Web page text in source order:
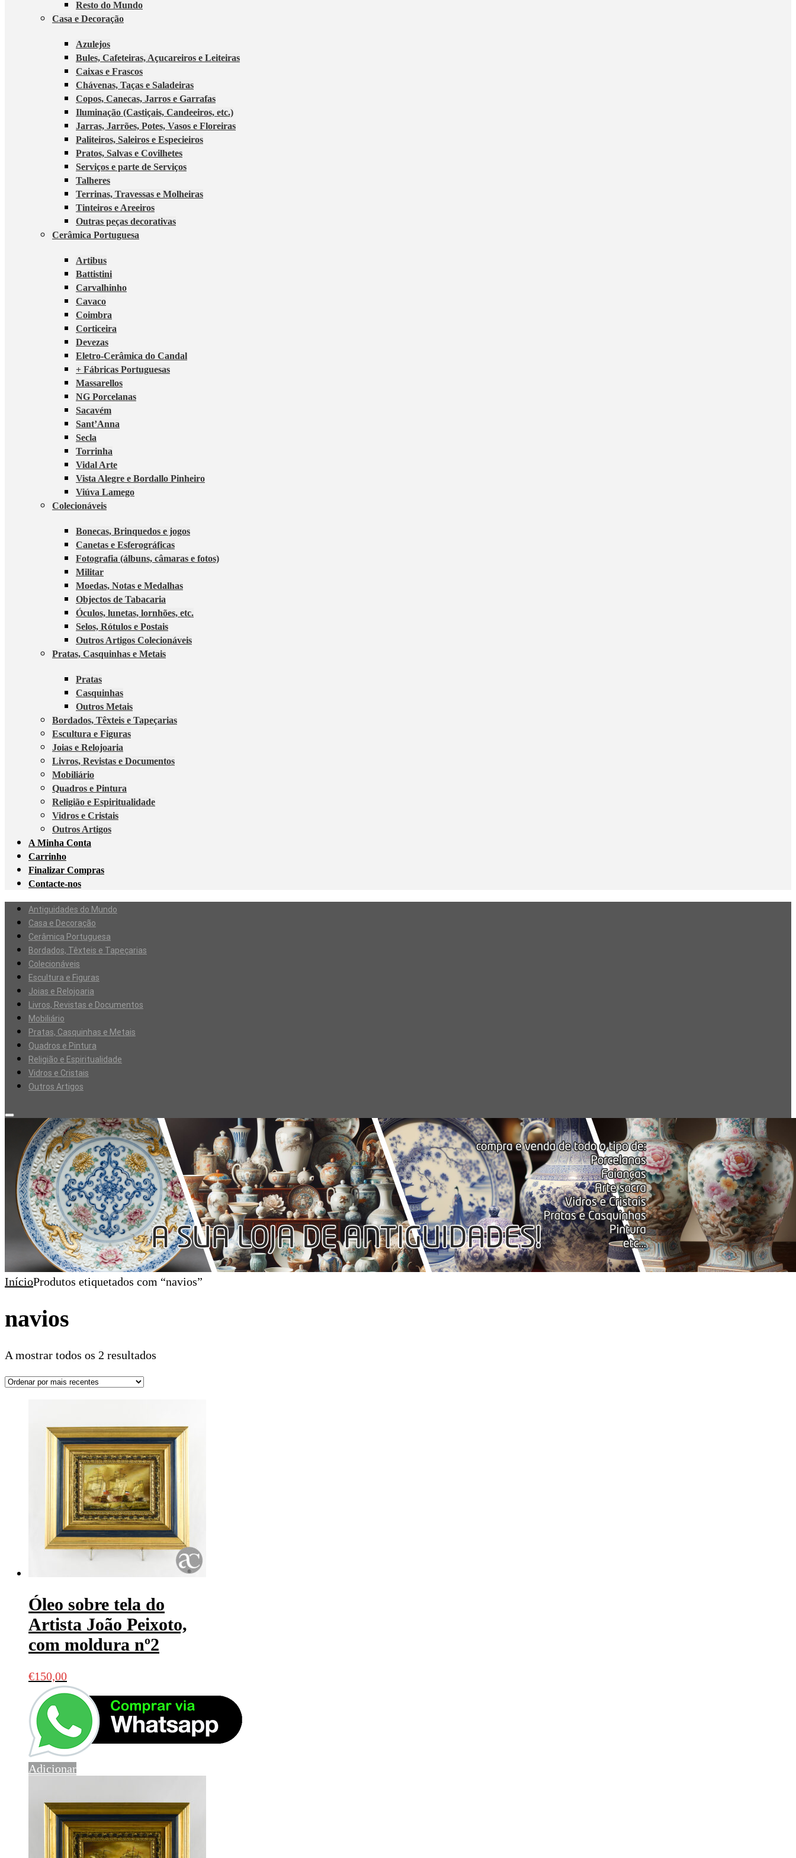
Resto do Mundo
Casa e Decoração
Azulejos
Bules, Cafeteiras, Açucareiros e Leiteiras
Caixas e Frascos
Chávenas, Taças e Saladeiras
Copos, Canecas, Jarros e Garrafas
Iluminação (Castiçais, Candeeiros, etc.)
Jarras, Jarrões, Potes, Vasos e Floreiras
Paliteiros, Saleiros e Especieiros
Pratos, Salvas e Covilhetes
Serviços e parte de Serviços
Talheres
Terrinas, Travessas e Molheiras
Tinteiros e Areeiros
Outras peças decorativas
Cerâmica Portuguesa
Artibus
Battistini
Carvalhinho
Cavaco
Coimbra
Corticeira
Devezas
Eletro-Cerâmica do Candal
+ Fábricas Portuguesas
Massarellos
NG Porcelanas
Sacavém
Sant’Anna
Secla
Torrinha
Vidal Arte
Vista Alegre e Bordallo Pinheiro
Viúva Lamego
Colecionáveis
Bonecas, Brinquedos e jogos
Canetas e Esferográficas
Fotografia (álbuns, câmaras e fotos)
Militar
Moedas, Notas e Medalhas
Objectos de Tabacaria
Óculos, lunetas, lornhões, etc.
Selos, Rótulos e Postais
Outros Artigos Colecionáveis
Pratas, Casquinhas e Metais
Pratas
Casquinhas
Outros Metais
Bordados, Têxteis e Tapeçarias
Escultura e Figuras
Joias e Relojoaria
Livros, Revistas e Documentos
Mobiliário
Quadros e Pintura
Religião e Espiritualidade
Vidros e Cristais
Outros Artigos
A Minha Conta
Carrinho
Finalizar Compras
Contacte-nos
Antiguidades do Mundo
Casa e Decoração
Cerâmica Portuguesa
Bordados, Têxteis e Tapeçarias
Colecionáveis
Escultura e Figuras
Joias e Relojoaria
Livros, Revistas e Documentos
Mobiliário
Pratas, Casquinhas e Metais
Quadros e Pintura
Religião e Espiritualidade
Vidros e Cristais
Outros Artigos
InícioProdutos etiquetados com “navios”
navios
A mostrar todos os 2 resultados
Óleo sobre tela do
Artista João Peixoto,
com moldura nº2
€150,00
Adicionar